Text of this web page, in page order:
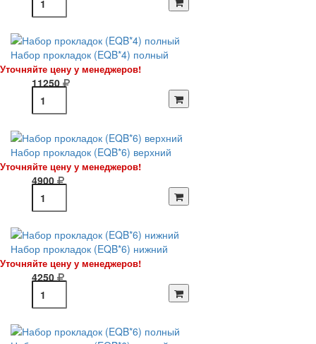
Набор прокладок (EQB*4) полный
Уточняйте цену у менеджеров!
11250
Набор прокладок (EQB*6) верхний
Уточняйте цену у менеджеров!
4900
Набор прокладок (EQB*6) нижний
Уточняйте цену у менеджеров!
4250